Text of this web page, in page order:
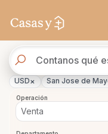
de
propiedades
USD× San Jose de
Operación